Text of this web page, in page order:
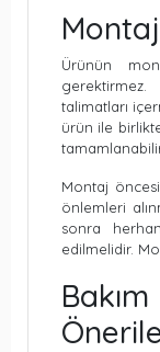
Ürünün
talimatları
ürün ile
Montaj
önlemleri
sonra
edilmelidir.